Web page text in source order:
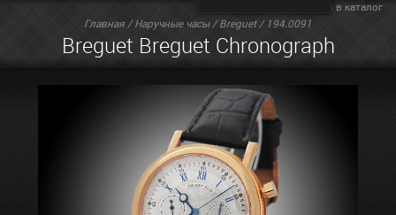
Главная /Наручные часы/Breguet/ 194.0091
Breguet Breguet Chronograph
Вернуться в каталог